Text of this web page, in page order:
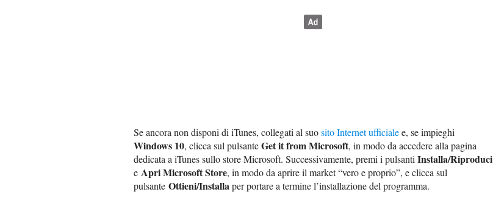
Se ancora non disponi di iTunes, collegati al suosito Internet ufficialee, se impieghi
Windows 10, clicca sul pulsanteGet it from Microsoft, in modo da accedere alla pagina
dedicata a iTunes sullo store Microsoft. Successivamente, premi i pulsanti Installa/Riproduci
e Apri Microsoft Store, in modo da aprire il market “vero e proprio”, e clicca sul
pulsante Ottieni/Installaper portare a termine l’installazione del programma.